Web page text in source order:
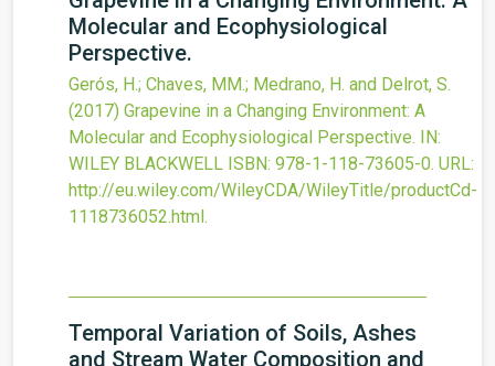
Molecular and Ecophysiological
Perspective.
Gerós, H.; Chaves, MM.; Medrano, H. and Delrot, S.
(2017) Grapevine in a Changing Environment: A
Molecular and Ecophysiological Perspective.
IN:
WILEY BLACKWELL ISBN: 978-1-118-73605-0. URL:
http://eu.wiley.com/WileyCDA/WileyTitle/productCd-
1118736052.html .
Temporal Variation of Soils, Ashes
and Stream Water Composition and